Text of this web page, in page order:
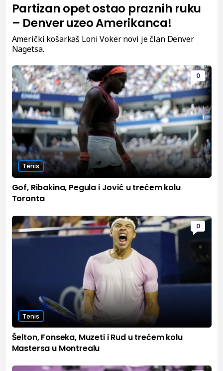
Partizan opet ostao praznih ruku
– Denver uzeo Amerikanca!
Američki košarkaš Loni Voker novi je član Denver
Nagetsa.
0
Tenis
Gof, Ribakina, Pegula i Jović u trećem kolu
Toronta
0
Tenis
Šelton, Fonseka, Muzeti i Rud u trećem kolu
Mastersa u Montrealu